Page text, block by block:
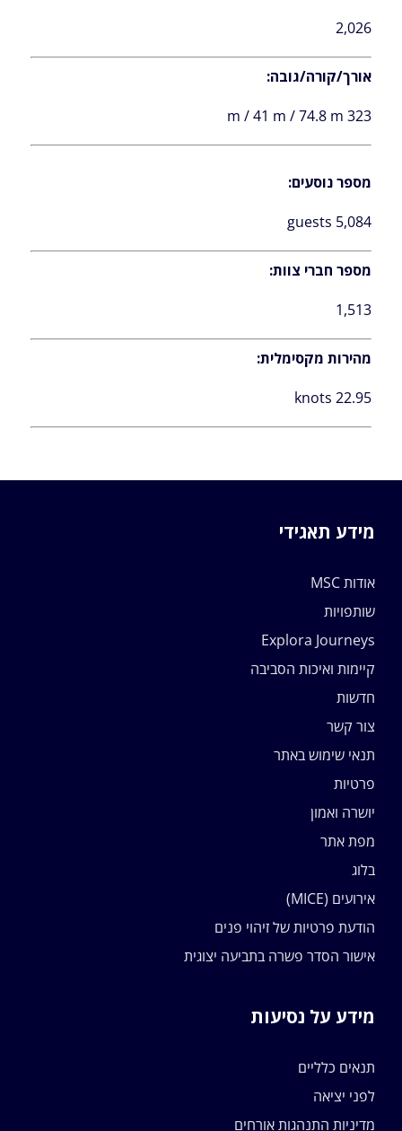
מספר נוסעים:
5,084 guests
מספר חברי צוות:
1,513
מהירות מקסימלית:
22.95 knots
2,026
אורך/קורה/גובה:
323 m / 41 m / 74.8 m
מידע תאגידי
אודות MSC
שותפויות
Explora Journeys
קיימות ואיכות הסביבה
חדשות
צור קשר
תנאי שימוש באתר
פרטיות
יושרה ואמון
מפת אתר
בלוג
אירועים (MICE)
הודעת פרטיות של זיהוי פנים
אישור הסדר פשרה בתביעה יצוגית
מידע על נסיעות
תנאים כלליים
לפני יציאה
מדיניות התנהגות אורחים